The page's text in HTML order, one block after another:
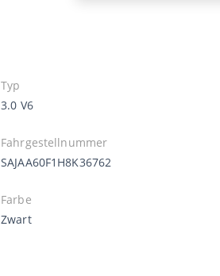
Typ
3.0 V6
Fahrgestellnummer
SAJAA60F1H8K36762
Farbe
Zwart